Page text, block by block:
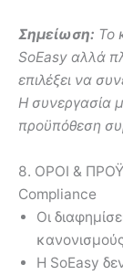
Σημείωση: Το
SoEasy αλλά
επιλέξει να
Η συνεργασία
προϋπόθεση
8. ΟΡΟΙ &
Compliance
Οι
Η SoEasy